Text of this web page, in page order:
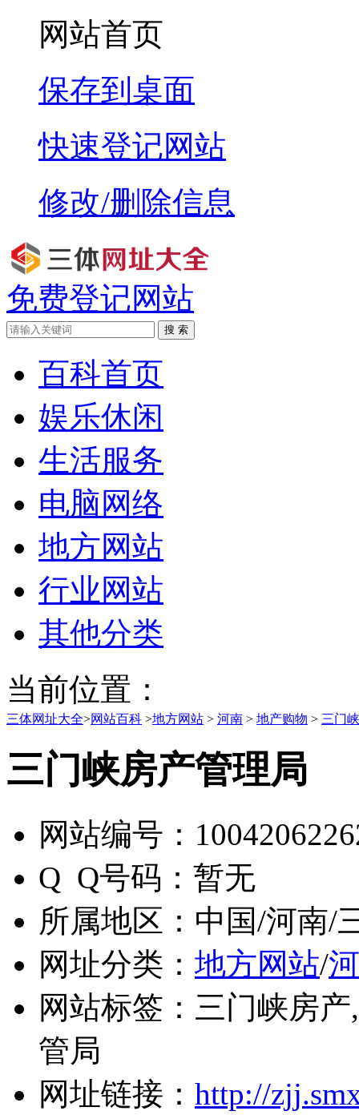
网站首页
保存到桌面
快速登记网站
修改/删除信息
免费登记网站
搜 索
百科首页
娱乐休闲
生活服务
电脑网络
地方网站
行业网站
其他分类
当前位置：
三体网址大全>网站百科 >地方网站 > 河南 > 地产购物 > 三门
三门峡房产管理局
网站编号：
Q Q号码： 暂无
所属地区： 中国/河南/
网址分类： 地方网站/
网站标签： 三门峡房
管局
网址链接： http://